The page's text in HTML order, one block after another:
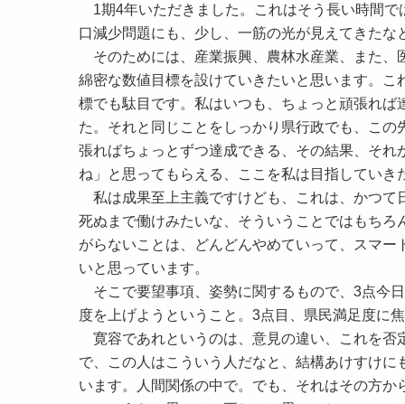
1期4年いただきました。これはそう長い時間で
口減少問題にも、少し、一筋の光が見えてきた
そのためには、産業振興、農林水産業、また、
綿密な数値目標を設けていきたいと思います。
標でも駄目です。私はいつも、ちょっと頑張れ
た。それと同じことをしっかり県行政でも、こ
張ればちょっとずつ達成できる、その結果、そ
ね」と思ってもらえる、ここを私は目指していき
私は成果至上主義ですけども、これは、かつて
死ぬまで働けみたいな、そういうことではもち
がらないことは、どんどんやめていって、スマ
いと思っています。
そこで要望事項、姿勢に関するもので、3点今
度を上げようということ。3点目、県民満足度に
寛容であれというのは、意見の違い、これを否
で、この人はこういう人だなと、結構あけすけ
います。人間関係の中で。でも、それはその方